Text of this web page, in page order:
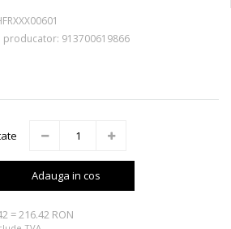
producator: 913700619866
Adauga in cos
=216.42 RON